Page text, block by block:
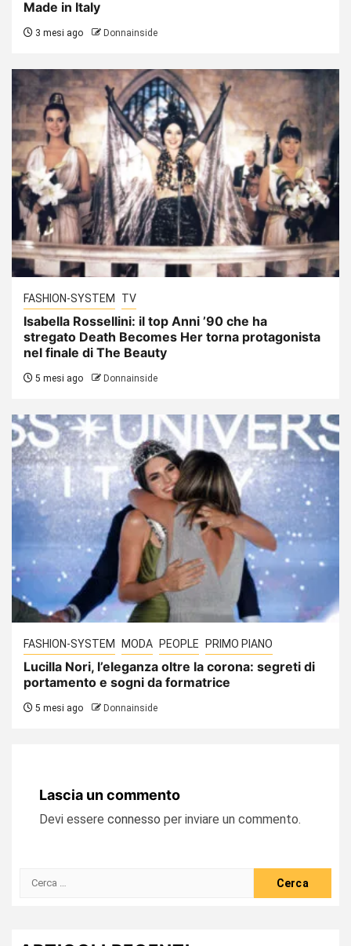
Made in Italy
3 mesi ago Donnainside
FASHION-SYSTEM TV
Isabella Rossellini: il top Anni ’90 che ha
stregato Death Becomes Her torna protagonista
nel finale di The Beauty
5 mesi ago Donnainside
FASHION-SYSTEM MODA PEOPLE PRIMO PIANO
Lucilla Nori, l’eleganza oltre la corona: segreti di
portamento e sogni da formatrice
5 mesi ago Donnainside
Lascia un commento
Devi essere connesso per inviare un commento.
Ricerca